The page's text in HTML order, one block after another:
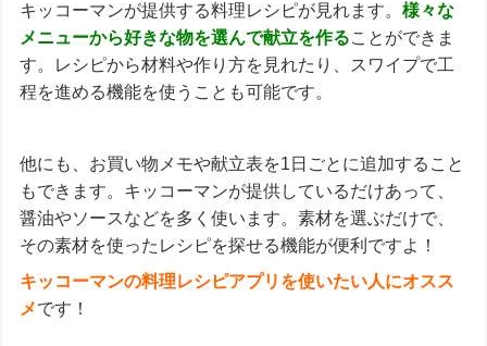
キッコーマンが提供する料理レシピが見れます。様々な
メニューから好きな物を選んで献立を作ることができま
す。レシピから材料や作り方を見れたり、スワイプで工
程を進める機能を使うことも可能です。
他にも、お買い物メモや献立表を1日ごとに追加すること
もできます。キッコーマンが提供しているだけあって、
醤油やソースなどを多く使います。素材を選ぶだけで、
その素材を使ったレシピを探せる機能が便利ですよ！
キッコーマンの料理レシピアプリを使いたい人にオスス
メです！